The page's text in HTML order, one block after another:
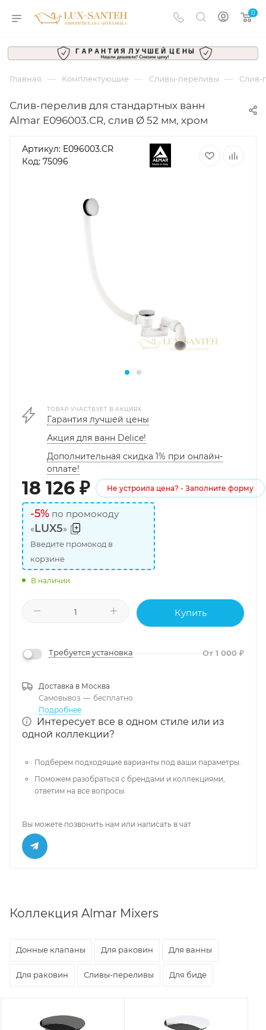
0
Главная — Комплектующие — Сливы-переливы — Слив-
Слив-перелив для стандартных ванн
Almar E096003.CR, слив Ø 52 мм, хром
Артикул: E096003.CR
Код: 75096
ТОВАР УЧАСТВУЕТ В АКЦИЯХ
Гарантия лучшей цены
Акция для ванн Delice!
Дополнительная скидка 1% при онлайн-
оплате!
18 126 ₽ Не устроила цена? - Заполните форму
-5% по промокоду
«LUX5»
Введите промокод в
корзине
В наличии
Купить
Требуется установка От 1 000 ₽
Доставка в Москва
Самовывоз — бесплатно
Подробнее
Интересует все в одном стиле или из
одной коллекции?
Подберем подходящие варианты под ваши параметры.
Поможем разобраться с брендами и коллекциями,
ответим на все вопросы.
Вы можете позвонить нам или написать в чат
Коллекция Almar Mixers
Донные клапаны Для раковин Для ванны
Для раковин Сливы-переливы Для биде